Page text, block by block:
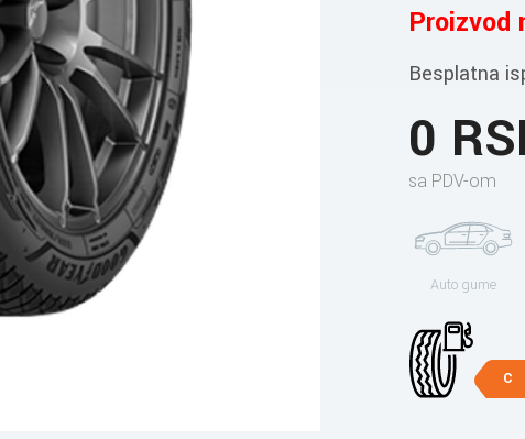
Proizvod
Besplatna
0
sa PDV-om
Auto gume
C